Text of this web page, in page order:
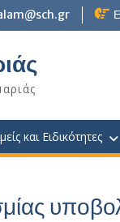
και Ειδικότητες